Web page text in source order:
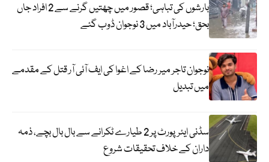
بارشوں کی تباہی؛ قصور میں چھتیں گرنے سے 2 افراد جاں
بحق؛ حیدرآباد میں 3 نوجوان ڈوب گئے
نوجوان تاجر میر رضا کے اغوا کی ایف آئی آر قتل کے مقدمے
میں تبدیل
سڈنی ایئرپورٹ پر 2 طیارے ٹکرانے سے بال بال بچے، ذمہ
داران کے خلاف تحقیقات شروع